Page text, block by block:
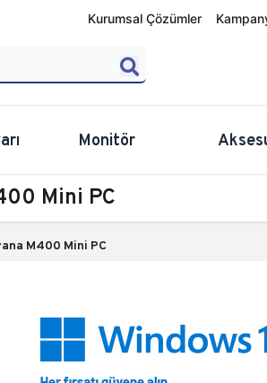
Kurumsal Çözümler
Monitör
Mini PC
M400 Mini PC